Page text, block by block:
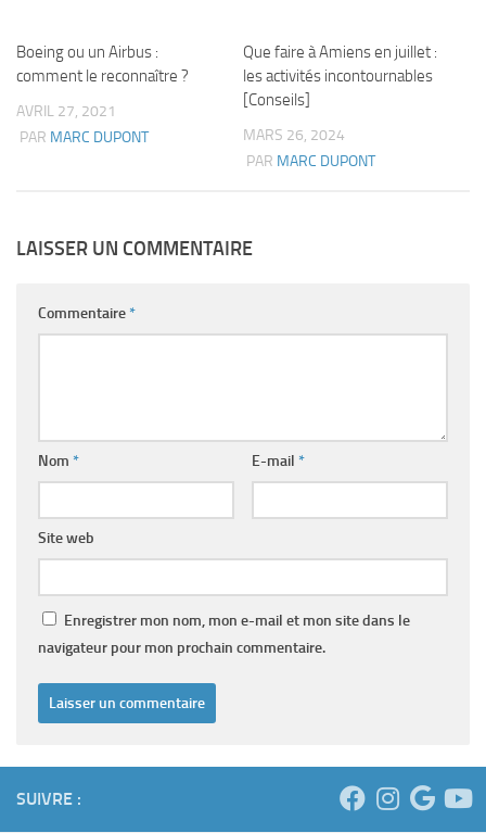
Boeing ou un Airbus :
comment le reconnaître ?
AVRIL 27, 2021
PAR MARC DUPONT
Que faire à Amiens en juillet :
les activités incontournables
[Conseils]
MARS 26, 2024
PAR MARC DUPONT
LAISSER UN COMMENTAIRE
Commentaire*
Nom * E-mail *
Site web
Enregistrer mon nom, mon e-mail et mon site dans le
navigateur pour mon prochain commentaire.
SUIVRE :